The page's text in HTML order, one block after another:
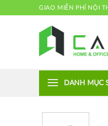
GIAO MIỄN PHÍ NỘI
DANH MỤC